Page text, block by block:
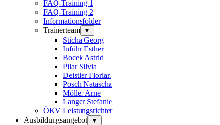
FAQ-Training 1
FAQ-Training 2
Informationsfolder
Trainerteam
▼
Sticha Georg
Inführ Esther
Bocek Astrid
Pilar Silvia
Deistler Florian
Posch Natascha
Möller Arne
Langer Stefanie
ÖKV Leistungsrichter
Ausbildungsangebot
▼